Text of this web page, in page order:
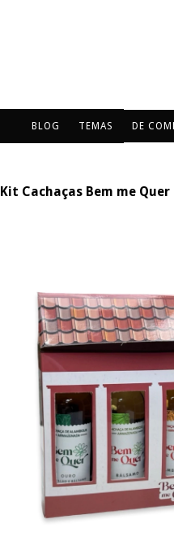
BLOG TEMAS DE
Kit Cachaças Bem me Quer